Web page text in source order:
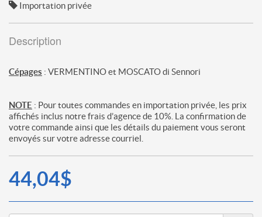
Importation privée
Description
Cépages : VERMENTINO et MOSCATO di Sennori
NOTE : Pour toutes commandes en importation privée, les prix
affichés inclus notre frais d’agence de 10%. La confirmation de
votre commande ainsi que les détails du paiement vous seront
envoyés sur votre adresse courriel.
44,04$